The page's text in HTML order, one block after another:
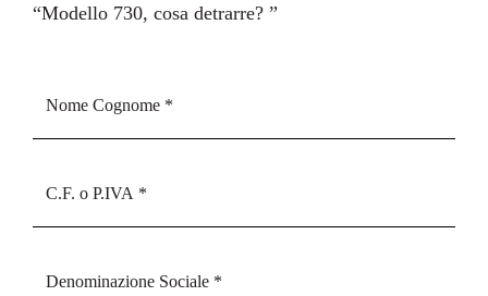
“Modello 730, cosa detrarre? ”